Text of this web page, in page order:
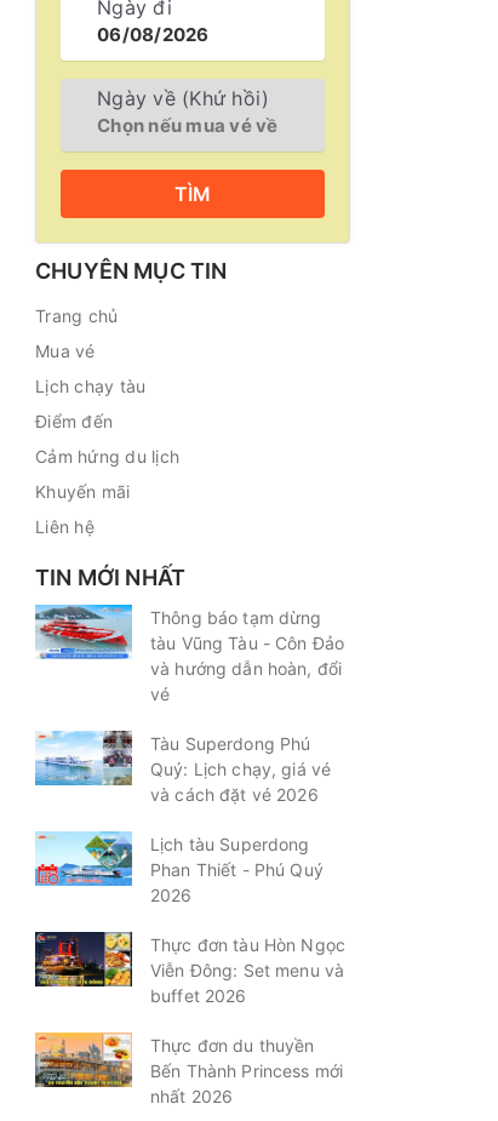
Ngày đi
Ngày về (Khứ hồi)
TÌM
CHUYÊN MỤC TIN
Trang chủ
Mua vé
Lịch chạy tàu
Điểm đến
Cảm hứng du lịch
Khuyến mãi
Liên hệ
TIN MỚI NHẤT
Thông báo tạm dừng
tàu Vũng Tàu - Côn Đảo
và hướng dẫn hoàn, đổi
vé
Tàu Superdong Phú
Quý: Lịch chạy, giá vé
và cách đặt vé 2026
Lịch tàu Superdong
Phan Thiết - Phú Quý
2026
Thực đơn tàu Hòn Ngọc
Viễn Đông: Set menu và
buffet 2026
Thực đơn du thuyền
Bến Thành Princess mới
nhất 2026